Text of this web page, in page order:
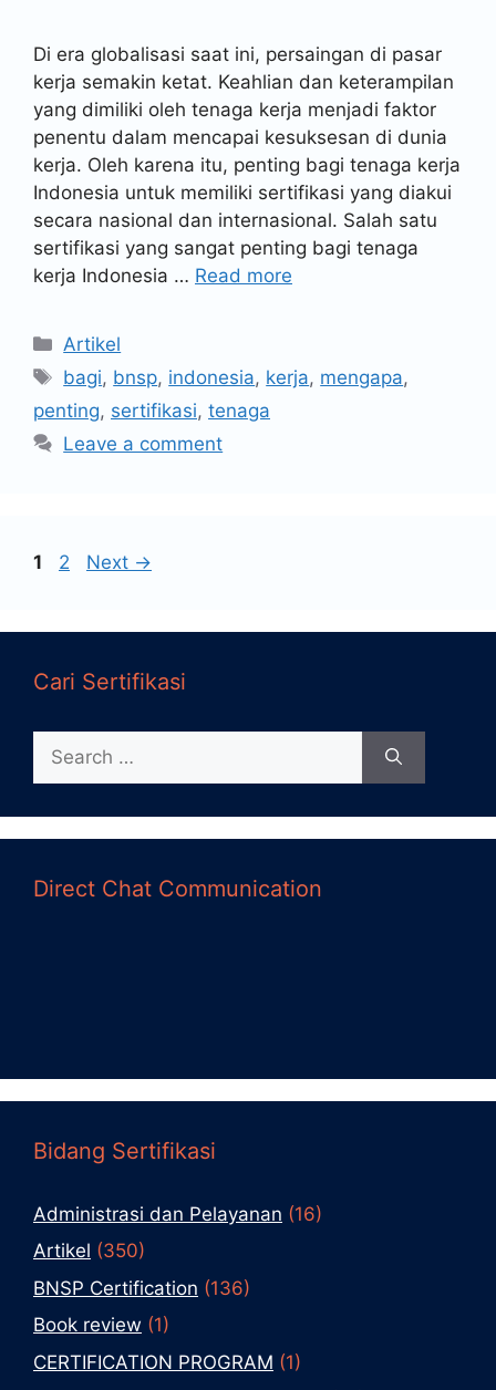
Di era globalisasi saat ini, persaingan di pasar
kerja semakin ketat. Keahlian dan keterampilan
yang dimiliki oleh tenaga kerja menjadi faktor
penentu dalam mencapai kesuksesan di dunia
kerja. Oleh karena itu, penting bagi tenaga kerja
Indonesia untuk memiliki sertifikasi yang diakui
secara nasional dan internasional. Salah satu
sertifikasi yang sangat penting bagi tenaga
kerja Indonesia … Read more
Artikel
bagi, bnsp, indonesia, kerja, mengapa,
penting, sertifikasi, tenaga
Leave a comment
1 2 Next →
Cari Sertifikasi
Direct Chat Communication
Bidang Sertifikasi
Administrasi dan Pelayanan (16)
Artikel (350)
BNSP Certification (136)
Book review (1)
CERTIFICATION PROGRAM (1)